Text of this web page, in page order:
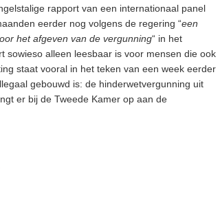
rapport van een internationaal panel
eerder nog volgens de regering “een
het afgeven van de vergunning“ in het
sowieso alleen leesbaar is voor mensen die ook
staat vooral in het teken van een week eerder
gebouwd is: de hinderwetvergunning uit
er bij de Tweede Kamer op aan de